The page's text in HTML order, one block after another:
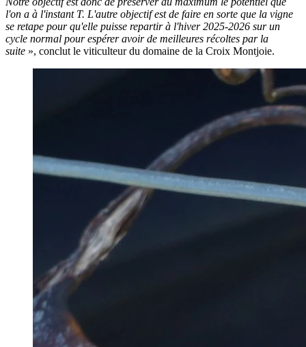
l'on a à l'instant T. L'autre objectif est de faire en sorte que la vigne
se retape pour qu'elle puisse repartir à l'hiver 2025-2026 sur un
cycle normal pour espérer avoir de meilleures récoltes par la
suite », conclut le viticulteur du domaine de la Croix Montjoie.